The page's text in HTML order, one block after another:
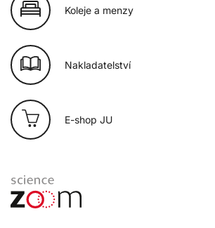
Koleje a menzy
Nakladatelství
E-shop JU